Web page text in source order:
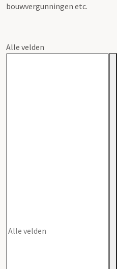
bouwvergunningen etc.
Alle velden